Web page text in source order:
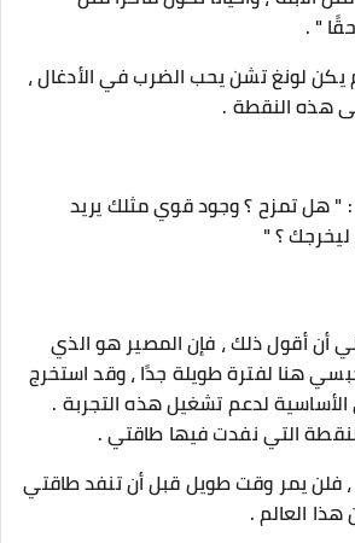
" .
لونغ تشن يحب الضرب في الأدغال ،
هذه النقطة .
" هل تمزح ؟ وجود قوي مثلك يريد
ليخرجك ؟ "
لي أن أقول ذلك ، فإن المصير هو الذي
هنا لفترة طويلة جدًا ، وقد استخرج
الأساسية لدعم تشغيل هذه التجربة .
التي نفدت فيها طاقتي .
، فلن يمر وقت طويل قبل أن تنفد طاقتي
العالم .